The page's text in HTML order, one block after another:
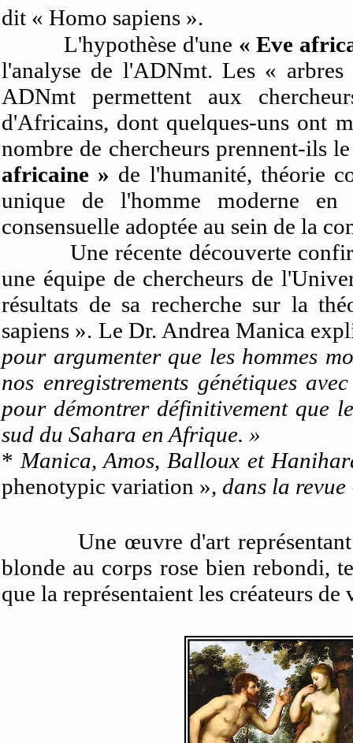
dit « Homo sapiens ».
L'hypothèse d'une « Eve
l'analyse de l'ADNmt. Les « arbres
ADNmt permettent aux
d'Africains, dont quelques-uns ont
nombre de chercheurs prennent-ils
africaine » de l'humanité, théorie
unique de l'homme moderne en
consensuelle adoptée au sein de la
Une récente découverte
une équipe de chercheurs de
résultats de sa recherche sur la
sapiens ». Le Dr. Andrea Manica
pour argumenter que les hommes
nos enregistrements génétiques
pour démontrer définitivement que
sud du Sahara en Afrique. »
* Manica, Amos, Balloux et
phenotypic variation », dans la
Une œuvre d'art
blonde au corps rose bien rebondi,
que la représentaient les créateurs